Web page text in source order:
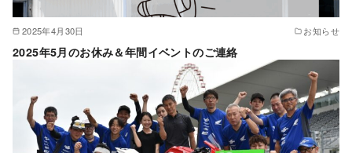
2025年4月30日 お知らせ
2025年5月のお休み＆年間イベントのご連絡